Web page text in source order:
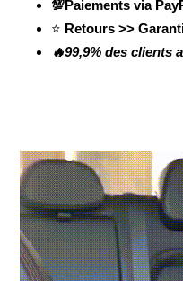
💯Paiements via
⭐ Retours >>
🔥99,9% des clients